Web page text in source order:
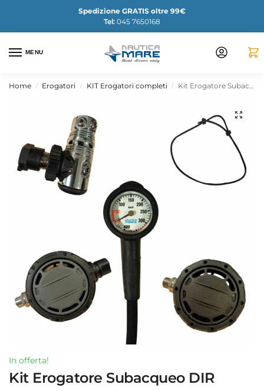
Spedizione GRATIS oltre 99€
Tel: 045 7650168
MENU
Home / Erogatori / KIT Erogatori completi / Kit Erogatore Subacqueo DIR Completo
In offerta!
Kit Erogatore Subacqueo DIR